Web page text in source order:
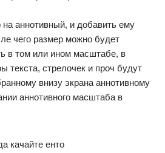
аннотивный, и добавить ему
чего размер можно будет
в том или ином масштабе, в
текста, стрелочек и проч будут
внизу экрана аннотивному
аннотивного масштаба в
качайте енто